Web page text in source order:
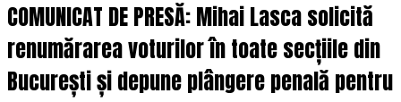
COMUNICAT DE PRESĂ: Mihai Lasca solicită
renumărarea voturilor în toate secțiile din
București și depune plângere penală pentru